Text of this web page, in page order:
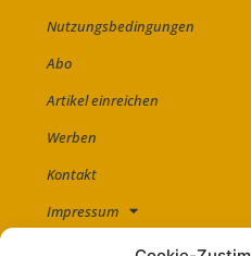
Nutzungsbedingungen
Abo
Artikel einreichen
Werben
Kontakt
Impressum